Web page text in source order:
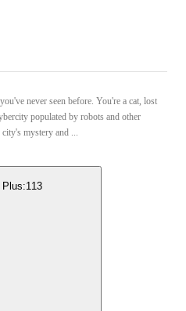
never seen before. You're a cat, lost
populated by robots and other
city's mystery and ...
Plus:113